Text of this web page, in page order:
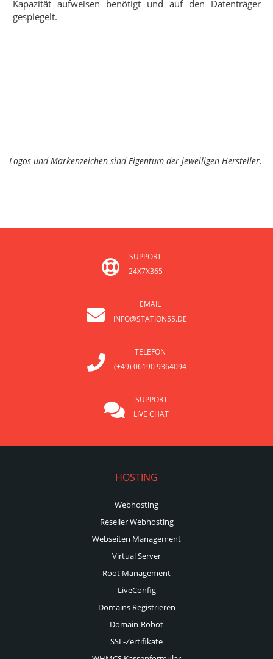
Kapazität aufweisen benötigt und auf den Datenträger
gespiegelt.
Logos und Markenzeichen sind Eigentum der jeweiligen Hersteller.
SUPPORT
24X7X365
EMAIL
INFO@STATION55.DE
TELEFON
(+49) 06190 9364094
SUPPORT
LIVE CHAT
HOSTING
Webhosting
Reseller Webhosting
Webseiten Management
Virtual Server
Root Management
LiveConfig
Domains Registrieren
Domain-Robot
SSL-Zertifikate